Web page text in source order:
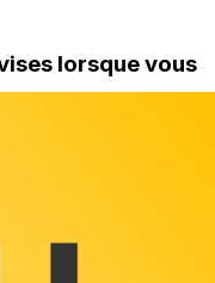
lorsque vous
transférez de
Téléchargez